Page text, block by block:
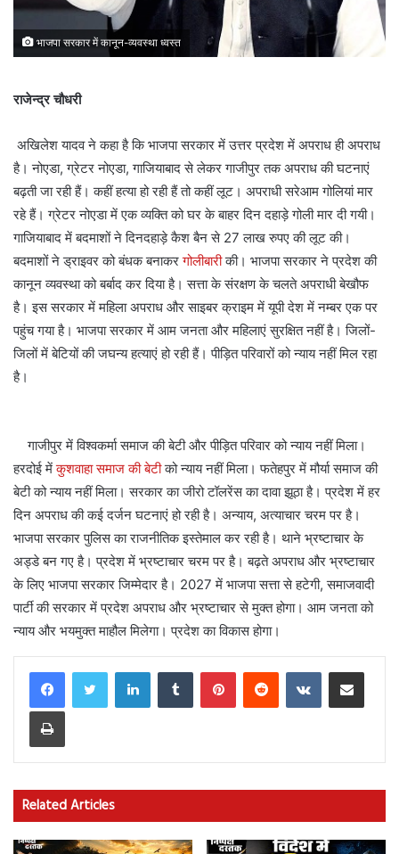
भाजपा सरकार में कानून-व्यवस्था ध्वस्त
राजेन्द्र चौधरी
अखिलेश यादव ने कहा है कि भाजपा सरकार में उत्तर प्रदेश में अपराध ही अपराध
है। नोएडा, ग्रेटर नोएडा, गाजियाबाद से लेकर गाजीपुर तक अपराध की घटनाएं
बढ़ती जा रही हैं। कहीं हत्या हो रही हैं तो कहीं लूट। अपराधी सरेआम गोलियां मार
रहे हैं। ग्रेटर नोएडा में एक व्यक्ति को घर के बाहर दिन दहाड़े गोली मार दी गयी।
गाजियाबाद में बदमाशों ने दिनदहाड़े कैश बैन से 27 लाख रुपए की लूट की।
बदमाशों ने ड्राइवर को बंधक बनाकरगोलीबारीकी। भाजपा सरकार ने प्रदेश की
कानून व्यवस्था को बर्बाद कर दिया है। सत्ता के संरक्षण के चलते अपराधी बेखौफ
है। इस सरकार में महिला अपराध और साइबर क्राइम में यूपी देश में नम्बर एक पर
पहुंच गया है। भाजपा सरकार में आम जनता और महिलाएं सुरक्षित नहीं है। जिलों-
जिलों में बेटियों की जघन्य हत्याएं हो रही हैं। पीड़ित परिवारों को न्याय नहीं मिल रहा
है।
गाजीपुर में विश्वकर्मा समाज की बेटी और पीड़ित परिवार को न्याय नहीं मिला।
हरदोई मेंकुशवाहा समाज की बेटीको न्याय नहीं मिला। फतेहपुर में मौर्या समाज की
बेटी को न्याय नहीं मिला। सरकार का जीरो टॉलरेंस का दावा झूठा है। प्रदेश में हर
दिन अपराध की कई दर्जन घटनाएं हो रही है। अन्याय, अत्याचार चरम पर है।
भाजपा सरकार पुलिस का राजनीतिक इस्तेमाल कर रही है। थाने भ्रष्टाचार के
अड्डे बन गए है। प्रदेश में भ्रष्टाचार चरम पर है। बढ़ते अपराध और भ्रष्टाचार
के लिए भाजपा सरकार जिम्मेदार है। 2027 में भाजपा सत्ता से हटेगी, समाजवादी
पार्टी की सरकार में प्रदेश अपराध और भ्रष्टाचार से मुक्त होगा। आम जनता को
न्याय और भयमुक्त माहौल मिलेगा। प्रदेश का विकास होगा।
LinkedInTumblr PinterestReddit VKontakteShare via Email
Print
Related Articles